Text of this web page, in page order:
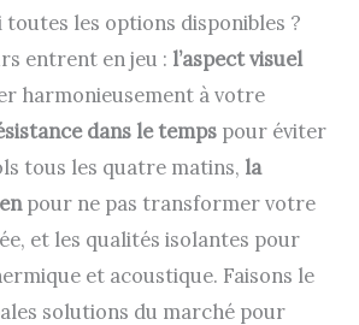
les options disponibles ?
entrent en jeu : l’aspect visuel
harmonieusement à votre
dans le temps pour éviter
tous les quatre matins, la
pour ne pas transformer votre
et les qualités isolantes pour
et acoustique. Faisons le
solutions du marché pour